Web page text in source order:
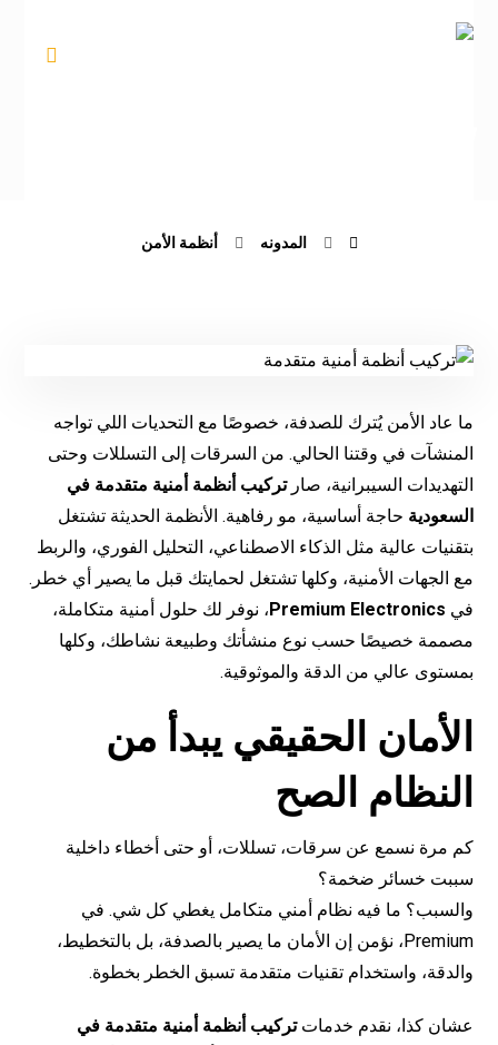
المدونه أنظمة الأمن
ما عاد الأمن يُترك للصدفة، خصوصًا مع التحديات اللي تواجه
المنشآت في وقتنا الحالي. من السرقات إلى التسللات وحتى
التهديدات السيبرانية، صارتركيب أنظمة أمنية متقدمة في
السعودية حاجة أساسية، مو رفاهية. الأنظمة الحديثة تشتغل
بتقنيات عالية مثل الذكاء الاصطناعي، التحليل الفوري، والربط
مع الجهات الأمنية، وكلها تشتغل لحمايتك قبل ما يصير أي خطر.
في Premium Electronics، نوفر لك حلول أمنية متكاملة،
مصممة خصيصًا حسب نوع منشأتك وطبيعة نشاطك، وكلها
بمستوى عالي من الدقة والموثوقية.
الأمان الحقيقي يبدأ من
النظام الصح
كم مرة نسمع عن سرقات، تسللات، أو حتى أخطاء داخلية
سببت خسائر ضخمة؟
والسبب؟ ما فيه نظام أمني متكامل يغطي كل شي. في
Premium، نؤمن إن الأمان ما يصير بالصدفة، بل بالتخطيط،
والدقة، واستخدام تقنيات متقدمة تسبق الخطر بخطوة.
عشان كذا، نقدم خدماتتركيب أنظمة أمنية متقدمة في